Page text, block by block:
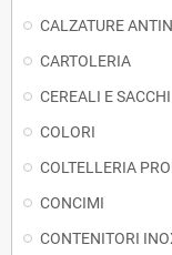
CALZATURE
CARTOLERIA
CEREALI E SACCHI
COLORI
COLTELLERIA
CONCIMI
CONTENITORI